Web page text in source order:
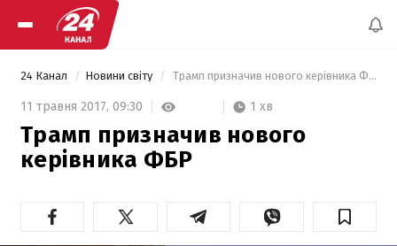
24 Канал Новини світу Трамп призначив нового керівника ФБР
11 травня 2017, 09:30 1 хв
Трамп призначив нового
керівника ФБР